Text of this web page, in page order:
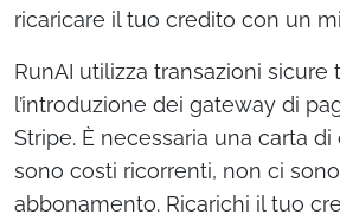
ricaricare il tuo credito con un
RunAI utilizza transazioni sicure
l’introduzione dei gateway di
Stripe. È necessaria una carta
sono costi ricorrenti, non ci
abbonamento. Ricarichi il tuo